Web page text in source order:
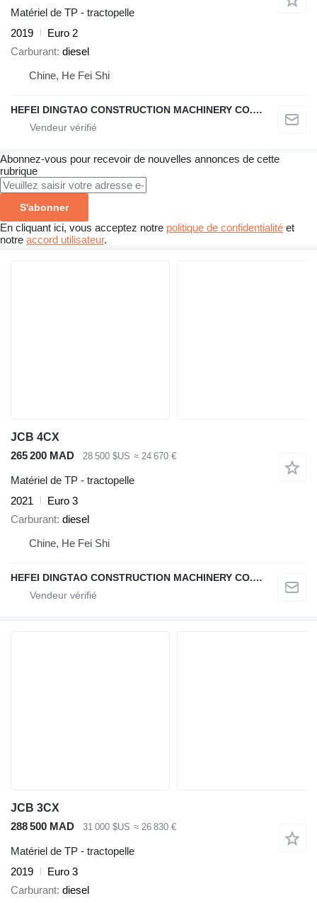
Matériel de TP - tractopelle
2019
Euro 2
Carburant diesel
Chine, He Fei Shi
HEFEI DINGTAO CONSTRUCTION MACHINERY CO., LIMITED
Abonnez-vous pour recevoir de nouvelles annonces de cette
rubrique
S'abonner
En cliquant ici, vous acceptez notre politique de confidentialité et
notre accord utilisateur.
JCB 4CX
265 200 MAD
28 500 $US ≈ 24 670 €
Matériel de TP - tractopelle
2021
Euro 3
Carburant diesel
Chine, He Fei Shi
HEFEI DINGTAO CONSTRUCTION MACHINERY CO., LIMITED
JCB 3CX
288 500 MAD
31 000 $US ≈ 26 830 €
Matériel de TP - tractopelle
2019
Euro 3
Carburant diesel